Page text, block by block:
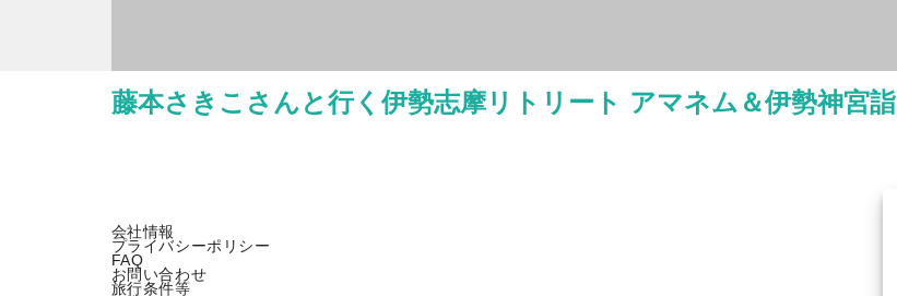
藤本さきこさんと行く伊勢志摩リトリート アマネム＆伊勢神宮詣
会社情報
プライバシーポリシー
FAQ
お問い合わせ
旅行条件等